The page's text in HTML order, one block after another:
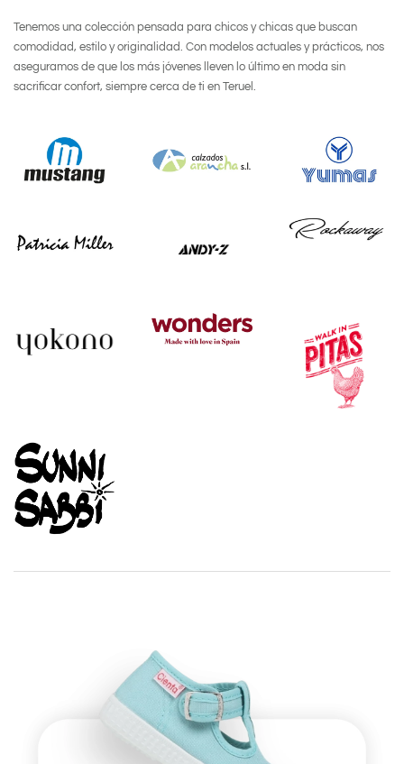
Tenemos una colección pensada para chicos y chicas que buscan
comodidad, estilo y originalidad. Con modelos actuales y prácticos, nos
aseguramos de que los más jóvenes lleven lo último en moda sin
sacrificar confort, siempre cerca de ti en Teruel.